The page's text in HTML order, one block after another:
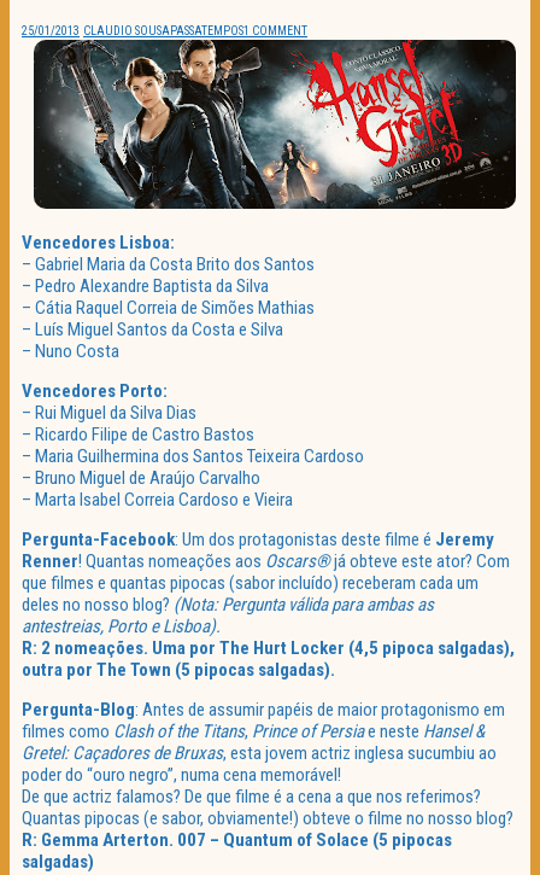
25/01/2013 CLAUDIO SOUSAPASSATEMPOS1 COMMENT
Vencedores Lisboa:
– Gabriel Maria da Costa Brito dos Santos
– Pedro Alexandre Baptista da Silva
– Cátia Raquel Correia de Simões Mathias
– Luís Miguel Santos da Costa e Silva
– Nuno Costa
Vencedores Porto:
– Rui Miguel da Silva Dias
– Ricardo Filipe de Castro Bastos
– Maria Guilhermina dos Santos Teixeira Cardoso
– Bruno Miguel de Araújo Carvalho
– Marta Isabel Correia Cardoso e Vieira
Pergunta-Facebook: Um dos protagonistas deste filme é Jeremy
Renner! Quantas nomeações aos Oscars®já obteve este ator? Com
que filmes e quantas pipocas (sabor incluído) receberam cada um
deles no nosso blog? (Nota: Pergunta válida para ambas as
antestreias, Porto e Lisboa).
R: 2 nomeações. Uma por The Hurt Locker (4,5 pipoca salgadas),
outra por The Town (5 pipocas salgadas).
Pergunta-Blog: Antes de assumir papéis de maior protagonismo em
filmes como Clash of the Titans, Prince of Persiae neste Hansel &
Gretel: Caçadores de Bruxas, esta jovem actriz inglesa sucumbiu ao
poder do “ouro negro”, numa cena memorável!
De que actriz falamos? De que filme é a cena a que nos referimos?
Quantas pipocas (e sabor, obviamente!) obteve o filme no nosso blog?
R: Gemma Arterton. 007 – Quantum of Solace (5 pipocas
salgadas)